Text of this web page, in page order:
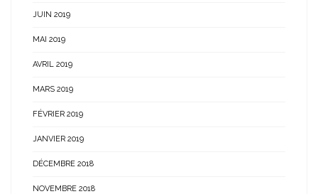
JUIN 2019
MAI 2019
AVRIL 2019
MARS 2019
FÉVRIER 2019
JANVIER 2019
DÉCEMBRE 2018
NOVEMBRE 2018